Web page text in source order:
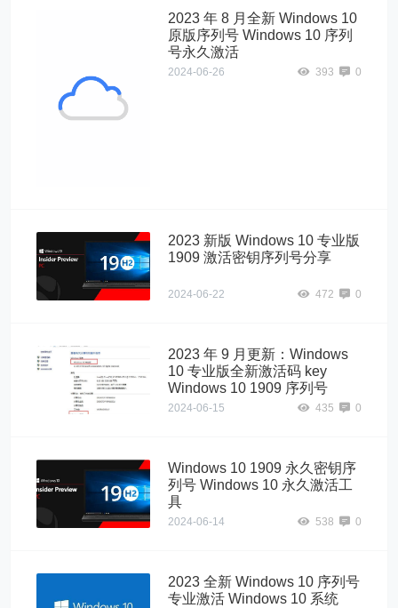
Windows10"
alt="2023 年 8 月
全新 Windows
2023 年 8 月全新 Windows 10
原版序列号 Windows 10 序列
号永久激活
2024-06-26 393 0
2023 新版 Windows 10 专业版
1909 激活密钥序列号分享
2024-06-22 472 0
2023 年 9 月更新：Windows
10 专业版全新激活码 key
Windows 10 1909 序列号
2024-06-15 435 0
Windows 10 1909 永久密钥序
列号 Windows 10 永久激活工
具
2024-06-14 538 0
2023 全新 Windows 10 序列号
专业激活 Windows 10 系统